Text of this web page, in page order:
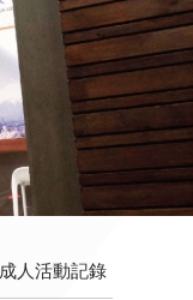
成人活動記錄